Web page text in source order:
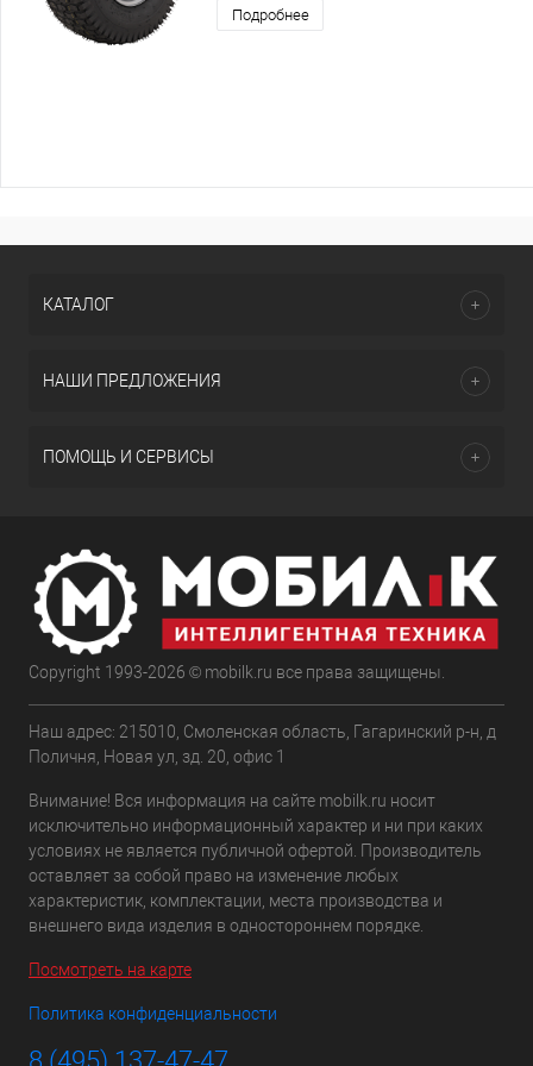
Подробнее
КАТАЛОГ
НАШИ ПРЕДЛОЖЕНИЯ
ПОМОЩЬ И СЕРВИСЫ
Copyright 1993-2026 © mobilk.ru все права защищены.
Наш адрес: 215010, Смоленская область, Гагаринский р-н, д
Поличня, Новая ул, зд. 20, офис 1
Внимание! Вся информация на сайте mobilk.ru носит
исключительно информационный характер и ни при каких
условиях не является публичной офертой. Производитель
оставляет за собой право на изменение любых
характеристик, комплектации, места производства и
внешнего вида изделия в одностороннем порядке.
Посмотреть на карте
Политика конфиденциальности